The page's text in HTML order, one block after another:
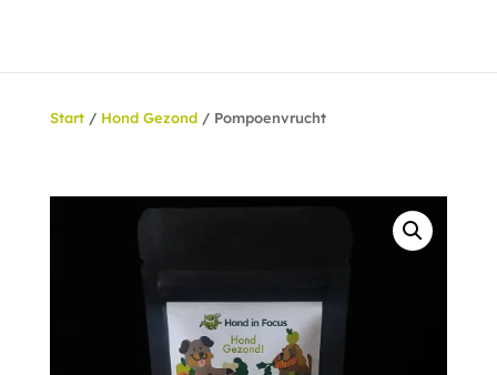
Start/ Hond Gezond/ Pompoenvrucht